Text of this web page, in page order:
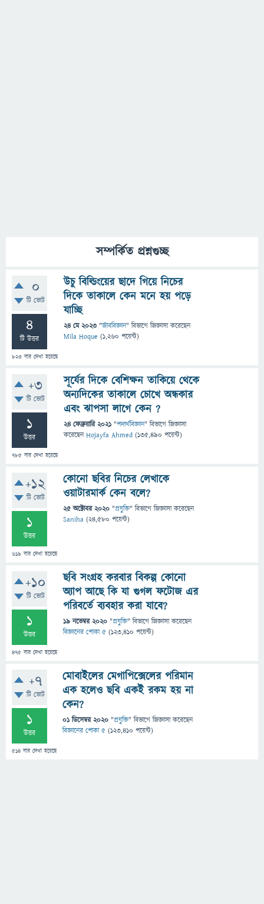
সম্পর্কিত প্রশ্নগুচ্ছ
0
টি ভোট
4
টি উত্তর
823 বার দেখা হয়েছে
উচু বিল্ডিংয়ের ছাদে গিয়ে নিচের
দিকে তাকালে কেন মনে হয় পড়ে
যাচ্ছি
24 মে 2023 "জীববিজ্ঞান" বিভাগে জিজ্ঞাসাকরেছেন
Mila Hoque (1,260 পয়েন্ট)
+3
টি ভোট
1
উত্তর
785 বার দেখা হয়েছে
সূর্যের দিকে বেশিক্ষন তাকিয়ে থেকে
অন্যদিকের তাকালে চোখে অন্ধকার
এবং ঝাপসা লাগে কেন ?
24 ফেব্রুয়ারি 2021 "পদার্থবিজ্ঞান" বিভাগে জিজ্ঞাসা
করেছেনHojayfa Ahmed (135,490 পয়েন্ট)
+12
টি ভোট
1
উত্তর
619 বার দেখা হয়েছে
কোনো ছবির নিচের লেখাকে
ওয়াটারমার্ক কেন বলে?
25 অক্টোবর 2020 "প্রযুক্তি" বিভাগে জিজ্ঞাসাকরেছেন
Saniha (24,580 পয়েন্ট)
+10
টি ভোট
1
উত্তর
475 বার দেখা হয়েছে
ছবি সংগ্রহ করবার বিকল্প কোনো
অ্যাপ আছে কি যা গুগল ফটোজ এর
পরিবর্তে ব্যবহার করা যাবে?
19 নভেম্বর 2020 "প্রযুক্তি" বিভাগে জিজ্ঞাসাকরেছেন
বিজ্ঞানের পোকা ৫ (123,410 পয়েন্ট)
+7
টি ভোট
1
উত্তর
514 বার দেখা হয়েছে
মোবাইলের মেগাপিক্সেলের পরিমান
এক হলেও ছবি একই রকম হয় না
কেন?
01 ডিসেম্বর 2020 "প্রযুক্তি" বিভাগে জিজ্ঞাসাকরেছেন
বিজ্ঞানের পোকা ৫ (123,410 পয়েন্ট)